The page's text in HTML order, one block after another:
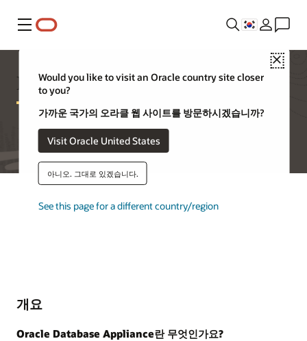
메뉴
Close
Would you like to visit an Oracle country site closer
to you?
가까운 국가의 오라클 웹 사이트를 방문하시겠습니까?
Visit Oracle United States
아니오. 그대로 있겠습니다.
See this page for a different country/region
Database Appliance FAQ
개요
Oracle Database Appliance란 무엇인가요?